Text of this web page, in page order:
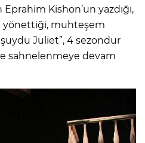
Kishon’un yazdığı,
yönettiği, muhteşem
Juliet”, 4 sezondur
sahnelenmeye devam